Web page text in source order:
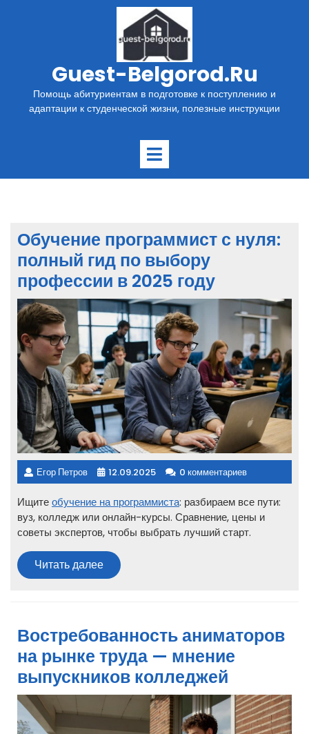
Guest-Belgorod.ru
Помощь абитуриентам в подготовке к поступлению и
адаптации к студенческой жизни, полезные инструкции
Открыть
Обучение программист с нуля:
полный гид по выбору
профессии в 2025 году
Егор Петров 12.09.2025 0 комментариев
Ищитеобучение на программиста: разбираем все пути:
вуз, колледж или онлайн-курсы. Сравнение, цены и
советы экспертов, чтобы выбрать лучший старт.
Читать далееЧитать
далее
Востребованность аниматоров
на рынке труда — мнение
выпускников колледжей